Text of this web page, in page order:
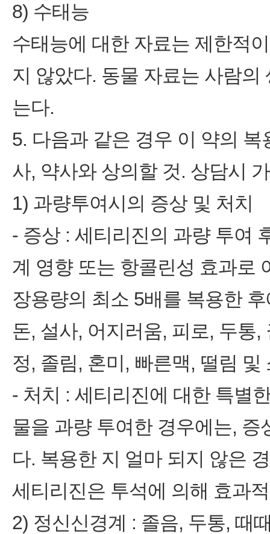
8) 수태능
수태능에 대한 자료는 제한적
지 않았다. 동물 자료는 사람
는다.
5. 다음과 같은 경우 이 약의
사, 약사와 상의할 것. 상담시
1) 과량투여시의 증상 및 처치
‑ 증상 : 세티리진의 과량 투여
계 영향 또는 항콜린성 효과로
장용량의 최소 5배를 복용한
돈, 설사, 어지러움, 피로, 두통
정, 졸림, 혼미, 빠른맥, 떨림 및
‑ 처치 : 세티리진에 대한 특별
물을 과량 투여한 경우에는,
다. 복용한 지 얼마 되지 않은
세티리진은 투석에 의해 효과
2) 정신신경계 : 졸음, 두통, 때